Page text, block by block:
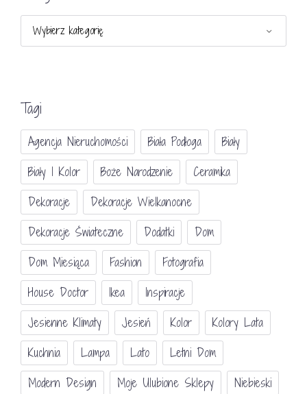
Kategorie
Tagi
Agencja Nieruchomości Biała Podłoga
Biały
Biały I Kolor
Boże Narodzenie
Ceramika
Dekoracje
Dekoracje Wielkanocne
Dekoracje Świateczne
Dodatki
Dom
Dom Miesiąca
Fashion
Fotografia
House Doctor
Ikea
Inspiracje
Jesienne Klimaty
Jesień Kolor
Kolory Lata
Kuchnia
Lampa Lato
Letni Dom
Modern Design
Moje Ulubione Sklepy
Niebieski